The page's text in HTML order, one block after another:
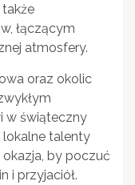
łączącym
atmosfery.
oraz okolic
w świąteczny
lokalne talenty
by poczuć
i przyjaciół.